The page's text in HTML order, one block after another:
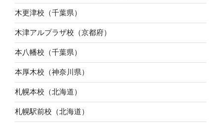
木更津校（千葉県）
木津アルプラザ校（京都府）
本八幡校（千葉県）
本厚木校（神奈川県）
札幌本校（北海道）
札幌駅前校（北海道）